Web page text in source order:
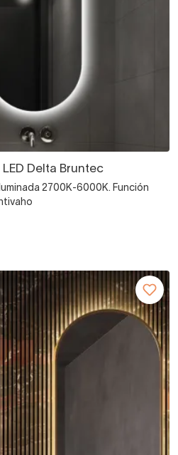
Delta Bruntec
2700K-6000K. Función